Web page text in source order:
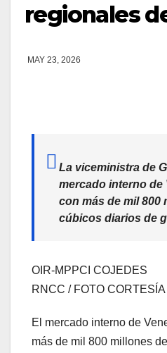
regionales
MAY 23, 2026
La viceministra de
mercado interno de
con más de mil 800
cúbicos diarios de
OIR-MPPCI COJEDES
RNCC / FOTO CORTESÍA
El mercado interno de
más de mil 800 millones